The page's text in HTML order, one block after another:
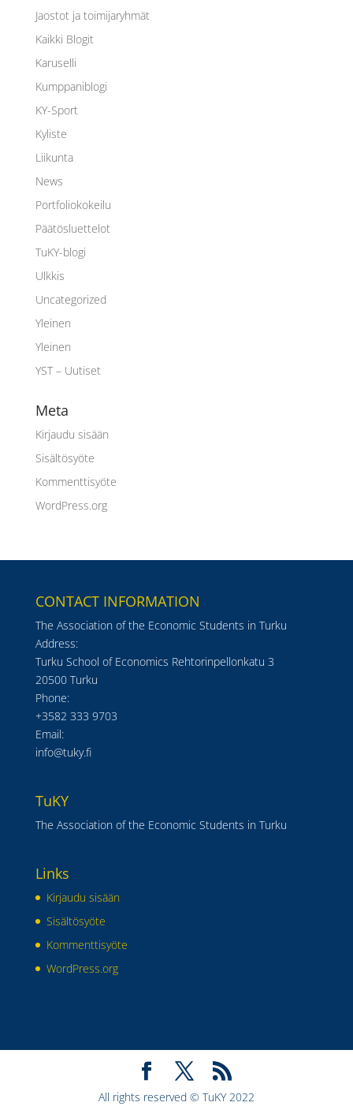
Jaostot ja toimijaryhmät
Kaikki Blogit
Karuselli
Kumppaniblogi
KY-Sport
Kyliste
Liikunta
News
Portfoliokokeilu
Päätösluettelot
TuKY-blogi
Ulkkis
Uncategorized
Yleinen
Yleinen
YST – Uutiset
Meta
Kirjaudu sisään
Sisältösyöte
Kommenttisyöte
WordPress.org
CONTACT INFORMATION
The Association of the Economic Students in Turku
Address:
Turku School of Economics Rehtorinpellonkatu 3
20500 Turku
Phone:
+3582 333 9703
Email:
info@tuky.fi
TuKY
The Association of the Economic Students in Turku
Links
Kirjaudu sisään
Sisältösyöte
Kommenttisyöte
WordPress.org
All rights reserved © TuKY 2022